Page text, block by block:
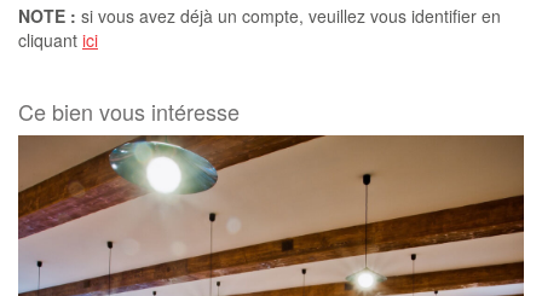
NOTE : si vous avez déjà un compte, veuillez vous identifier en
cliquant ici
Ce bien vous intéresse